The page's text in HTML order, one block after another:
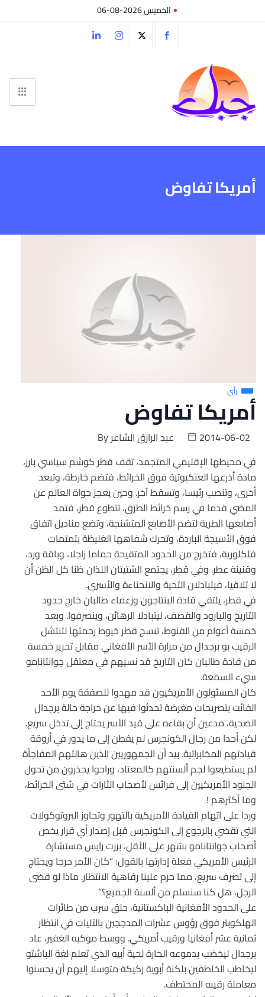
الخميس 2026-08-06
أمريكا تفاوض
رأي
أمريكا تفاوض
Byعبد الرازق الشاعر
2014-06-02
في محيطها الإقليمي المتجمد، تقف قطر كوشم سياسي بارز،
مادة أذرعها العنكبوتية فوق الخرائط، فتضم خارطة، وتبعد
أخرى، وتنصب رئيسا، وتسقط آخر. وحين يعجز حواة العالم عن
المضي قدما في رسم خرائط الطرق، تتطوع قطر، فتمد
أصابعها الطرية لتضم الأصابع المتشنجة، وتضع مناديل اتفاق
فوق الأسيجة الباردة، وتحرك شفاهها الغليظة بتمتمات
فلكلورية، فتخرج من الحدود المتقيحة حماما زاجلا، وباقة ورد،
وقنينة عطر. وفي قطر، يجتمع الشتيتان اللذان ظنا كل الظن أن
لا تلاقيا، فيتبادلان التحية والانحناءة والأسرى.
في قطر، يلتقي قادة البنتاجون وزعماء طالبان خارج حدود
التاريخ والبارود والقصف، ليتبادلا الرهائن، وينصرفوا. وبعد
خمسة أعوام من القنوط، تنسج قطر خيوط رحمتها لتنتشل
الرقيب بو برجدال من مرارة الأسر الأفغاني مقابل تحرير خمسة
من قادة طالبان كان التاريخ قد نسيهم في معتقل جوانتانامو
سيء السمعة.
كان المسئولون الأمريكيون قد مهدوا للصفقة يوم الأحد
الفائت بتصريحات مغرضة تحدثوا فيها عن حراجة حالة برجدال
الصحية، مدعين أن بقاءه على قيد الأسر يحتاج إلى تدخل سريع.
لكن أحدا من رجال الكونجرس لم يفطن إلى ما يدور في أروقة
قيادتهم المخابراتية. بيد أن الجمهوريين الذين هالتهم المفاجأة
لم يستطيعوا لجم ألسنتهم كالمعتاد، وراحوا يحذرون من تحول
الجنود الأمريكيين إلى فرائس لأصحاب الثارات في شتى الخرائط،
وما أكثرهم !
وردا على اتهام القيادة الأمريكية بالتهور وتجاوز البروتوكولات
التي تقضي بالرجوع إلى الكونجرس قبل إصدار أي قرار يخص
أصحاب جوانتانامو بشهر على الأقل، بررت رايس مستشارة
الرئيس الأمريكي فعلة إدارتها بالقول: “كان الأمر حرجا ويحتاج
إلى تصرف سريع، مما حرم علينا رفاهية الانتظار. ماذا لو قضى
الرجل، هل كنا سنسلم من ألسنة الجميع؟”
على الحدود الأفغانية الباكستانية، حلق سرب من طائرات
الهلكوبتر فوق رؤوس عشرات المدججين بالآليات في انتظار
ثمانية عشر أفغانيا ورقيب أمريكي. ووسط موكبه الغفير، عاد
برجدال ليخضب بدموعه الحارة لحية أبيه الذي تعلم لغة الباشتو
ليخاطب الخاطفين بلكنة أبوية ركيكة متوسلا إليهم أن يحسنوا
معاملة رقيبه المختطف.